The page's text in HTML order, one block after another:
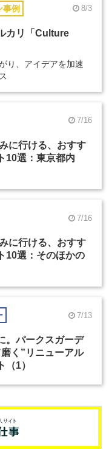
事例 8/3
カリ「Culture
り、アイデアを加速
7/16
に行ける、おすす
10選：東京都内
7/16
に行ける、おすす
10選：そのほかの
7/13
。パークスガーデ
く”リニューアル
（1）